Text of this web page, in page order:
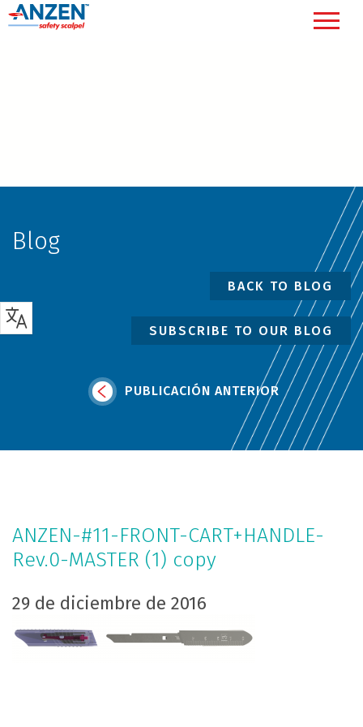
Blog
BACK TO BLOG
SUBSCRIBE TO OUR BLOG
PUBLICACIÓN ANTERIOR
ANZEN-#11-FRONT-CART+HANDLE-
Rev.0-MASTER (1) copy
29 de diciembre de 2016